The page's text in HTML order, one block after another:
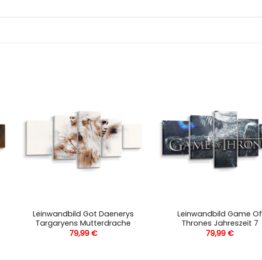
Leinwandbild Got Daenerys
Targaryens Mutterdrache
79,99 €
Leinwandbild Game Of
Thrones Jahreszeit 7
79,99€